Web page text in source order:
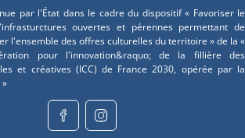
par l'État dans le cadre du dispositif « Favoriser le
ouvertes et pérennes permettant de
l'ensemble des offres culturelles du territoire » de la «
pour l'innovation&raquo; de la fillière des
et créatives (ICC) de France 2030, opérée par la